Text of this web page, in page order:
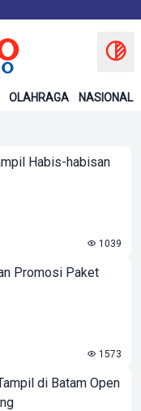
OLAHRAGA NASIONAL
Habis-habisan
1039
Promosi Paket
1573
di Batam Open